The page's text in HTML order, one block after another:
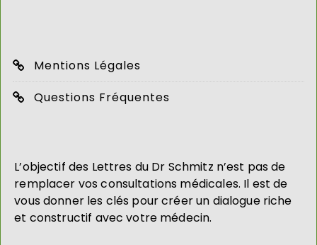
Mentions Légales
Questions Fréquentes
L’objectif des Lettres du Dr Schmitz n’est pas de
remplacer vos consultations médicales. Il est de
vous donner les clés pour créer un dialogue riche
et constructif avec votre médecin.